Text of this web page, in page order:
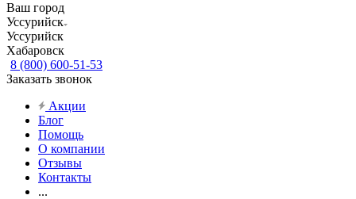
Ваш город
Уссурийск
Уссурийск
Хабаровск
8 (800) 600-51-53
Заказать звонок
Акции
Блог
Помощь
О компании
Отзывы
Контакты
...